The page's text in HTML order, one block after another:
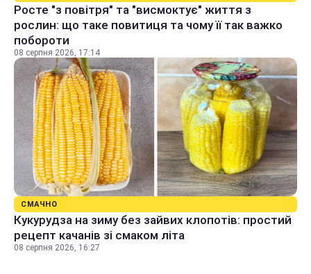
Росте "з повітря" та "висмоктує" життя з
рослин: що таке повитиця та чому її так важко
побороти
08 серпня 2026, 17:14
СМАЧНО
Кукурудза на зиму без зайвих клопотів: простий
рецепт качанів зі смаком літа
08 серпня 2026, 16:27